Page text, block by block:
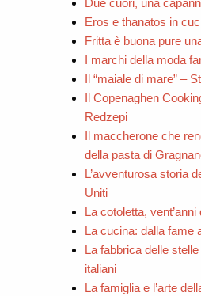
Eros e thanatos in
Fritta è buona pure
I marchi della moda
Il “maiale di mare” –
Il Copenaghen
Redzepi
Il maccherone che
della pasta di
L’avventurosa storia
Uniti
La cotoletta, vent’anni
La cucina: dalla fame
La fabbrica delle
italiani
La famiglia e l’arte